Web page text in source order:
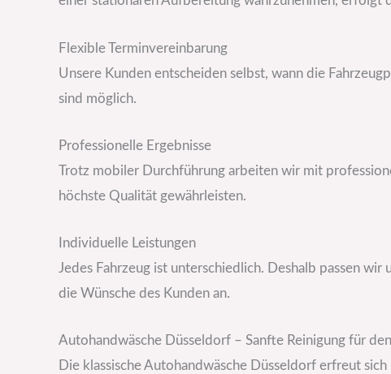
Flexible Terminvereinbarung
Unsere Kunden entscheiden selbst, wann die
sind möglich.
Professionelle Ergebnisse
Trotz mobiler Durchführung arbeiten wir mit
höchste Qualität gewährleisten.
Individuelle Leistungen
Jedes Fahrzeug ist unterschiedlich. Deshalb passen
die Wünsche des Kunden an.
Autohandwäsche Düsseldorf – Sanfte Reinigung für
Die klassische Autohandwäsche Düsseldorf erfreut